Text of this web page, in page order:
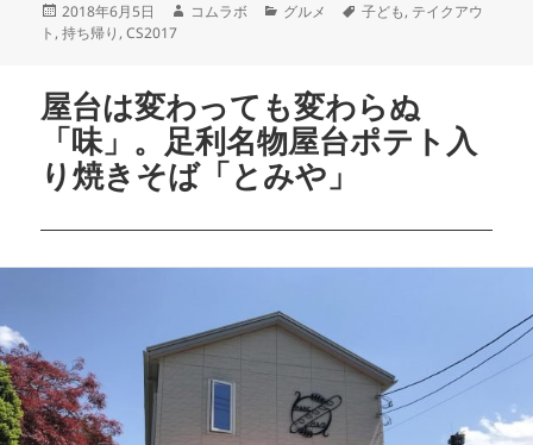
2018年6月5日 コムラボ グルメ 子ども, テイクアウ
ト,持ち帰り,CS2017
屋台は変わっても変わらぬ
「味」。足利名物屋台ポテト入
り焼きそば「とみや」